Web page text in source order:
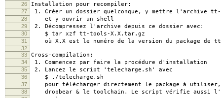
26
Installation pour recompiler:
27 1. Créer un dossier quelconque, y mettre l'archive
28 et y ouvrir un shell
29 2. Décompressez l'archive depuis ce dossier avec:
30 $ tar xzf tt-tools-X.X.tar.gz
31 où X.X est le numéro de la version du package de
32
33
Cross-compilation:
34 1. Commencez par faire la procédure d'installation
35 2. Lancez le script 'telecharge.sh' avec
36 $ ./telecharge.sh
37 pour télécharger directement le package à utiliser,
38 dropbear & le toolchain. Le script vérifie aussi